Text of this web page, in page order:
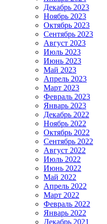
Декабрь 2023
Ноябрь 2023
Октябрь 2023
Сентябрь 2023
Август 2023
Июль 2023
Июнь 2023
Май 2023
Апрель 2023
Март 2023
Февраль 2023
Январь 2023
Декабрь 2022
Ноябрь 2022
Октябрь 2022
Сентябрь 2022
Август 2022
Июль 2022
Июнь 2022
Май 2022
Апрель 2022
Март 2022
Февраль 2022
Январь 2022
Декабрь 2021